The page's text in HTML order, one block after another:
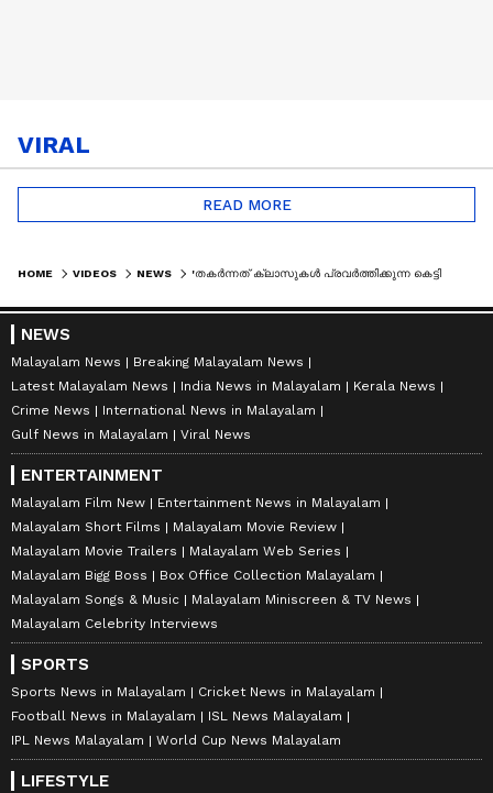
VIRAL
READ MORE
HOME VIDEOS NEWS
NEWS
Malayalam News
Breaking Malayalam News
Latest Malayalam News
India News in Malayalam
Kerala News
Crime News
International News in Malayalam
Gulf News in Malayalam
Viral News
ENTERTAINMENT
Malayalam Film New
Entertainment News in Malayalam
Malayalam Short Films
Malayalam Movie Review
Malayalam Movie Trailers
Malayalam Web Series
Malayalam Bigg Boss
Box Office Collection Malayalam
Malayalam Songs & Music
Malayalam Miniscreen & TV News
Malayalam Celebrity Interviews
SPORTS
Sports News in Malayalam
Cricket News in Malayalam
Football News in Malayalam
ISL News Malayalam
IPL News Malayalam
World Cup News Malayalam
LIFESTYLE